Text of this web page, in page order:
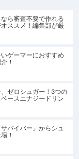
ら審査不要で作れる
ススメ！編集部が厳
ゲーマーにおすすめ
！
ゼロシュガー！3つの
ースエナジードリン
バイバー」からシュ
！